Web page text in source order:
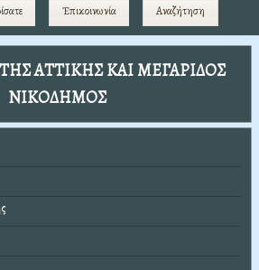
Ἐπικοινωνία Αναζήτηση
ΑΤΤΙΚΗΣ ΚΑΙ ΜΕΓΑΡΙΔΟΣ
ΝΙΚΟΔΗΜΟΣ